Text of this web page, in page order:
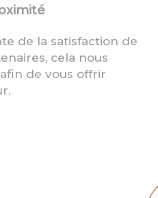
de la satisfaction de
cela nous
de vous offrir